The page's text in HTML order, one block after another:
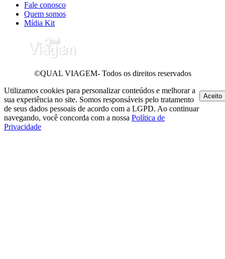
Fale conosco
Quem somos
Mídia Kit
©QUAL VIAGEM- Todos os direitos reservados
Utilizamos cookies para personalizar conteúdos e melhorar a
sua experiência no site. Somos responsáveis pelo tratamento
de seus dados pessoais de acordo com a LGPD. Ao continuar
navegando, você concorda com a nossa Política de
Privacidade
Aceito